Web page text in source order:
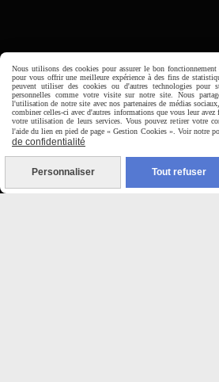
Du Mardi au
9H00 - 12H30 /

Paiement
CB Crédit
Nous utilisons des cookies pour assurer le bon
pour vous offrir une meilleure expérience à des fins de
peuvent utiliser des cookies ou d'autres technologies pour
personnelles comme votre visite sur notre site. Nous
l'utilisation de notre site avec nos partenaires de médias
combiner celles-ci avec d'autres informations que vous leur
votre utilisation de leurs services. Vous pouvez retirer votre
l'aide du lien en pied de page « Gestion Cookies ». Voir notre
de confidentialité
Personnaliser Tout refuser